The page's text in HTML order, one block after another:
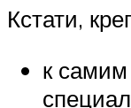
Кстати,
к